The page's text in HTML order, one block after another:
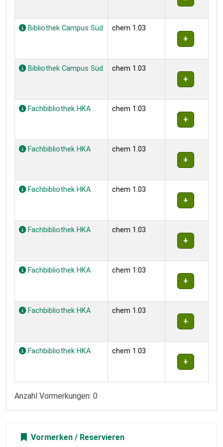
Bibliothek Campus Süd chem 1.03
Bibliothek Campus Süd chem 1.03
Fachbibliothek HKA chem 1.03
Fachbibliothek HKA chem 1.03
Fachbibliothek HKA chem 1.03
Fachbibliothek HKA chem 1.03
Fachbibliothek HKA chem 1.03
Fachbibliothek HKA chem 1.03
Fachbibliothek HKA chem 1.03
Anzahl Vormerkungen: 0
Vormerken